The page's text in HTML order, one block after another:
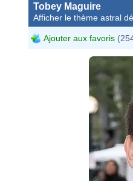
Tobey Maguire
Afficher le thème astral
Ajouter aux favoris